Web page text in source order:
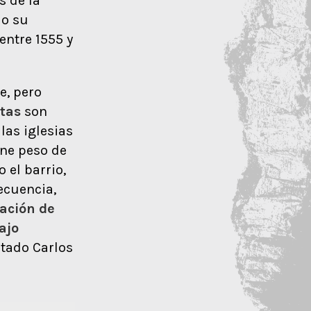
su
1555 y
pero
son
iglesias
peso de
el barrio,
de
Carlos